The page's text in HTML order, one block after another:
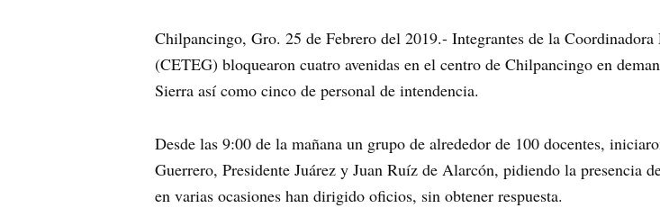
Chilpancingo, Gro. 25 de Febrero del 2019.- Integrantes de la
(CETEG) bloquearon cuatro avenidas en el centro de Chilpancingo en
Sierra así como cinco de personal de intendencia.
Desde las 9:00 de la mañana un grupo de alrededor de 100 docentes,
Guerrero, Presidente Juárez y Juan Ruíz de Alarcón, pidiendo la presencia
en varias ocasiones han dirigido oficios, sin obtener respuesta.